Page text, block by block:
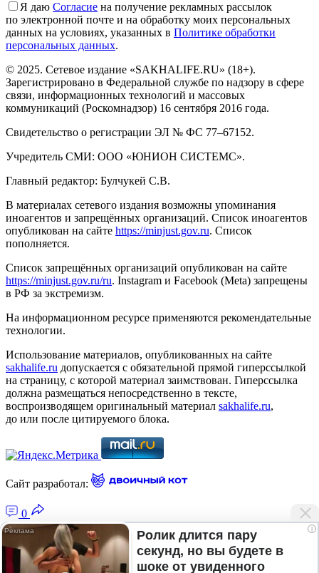
Я даю Cогласие на получение рекламных рассылок
по электронной почте и на обработку моих персональных
данных на условиях, указанных в Политике обработки
персональных данных.
© 2025. Сетевое издание «SAKHALIFE.RU» (18+).
Зарегистрировано в Федеральной службе по надзору в сфере
связи, информационных технологий и массовых
коммуникаций (Роскомнадзор) 16 сентября 2016 года.
Свидетельство о регистрации ЭЛ № ФС 77–67152.
Учредитель СМИ: ООО «ЮНИОН СИСТЕМС».
Главный редактор: Булчукей С.В.
В материалах сетевого издания возможны упоминания
иноагентов и запрещённых организаций. Список иноагентов
опубликован на сайте https://minjust.gov.ru. Список
пополняется.
Список запрещённых организаций опубликован на сайте
https://minjust.gov.ru/ru. Instagram и Facebook (Metа) запрещены
в РФ за экстремизм.
На информационном ресурсе применяются рекомендательные
технологии.
Использование материалов, опубликованных на сайте
sakhalife.ru допускается с обязательной прямой гиперссылкой
на страницу, с которой материал заимствован. Гиперссылка
должна размещаться непосредственно в тексте,
воспроизводящем оригинальный материал sakhalife.ru,
до или после цитируемого блока.
Сайт разработал:
0
Главная — Новости Якутии и мира
i
Ролик длится пару
секунд, но вы будете в
шоке от увиденного